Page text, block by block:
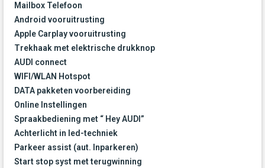
Mailbox Telefoon
Android vooruitrusting
Apple Carplay vooruitrusting
Trekhaak met elektrische drukknop
AUDI connect
WIFI/WLAN Hotspot
DATA pakketen voorbereiding
Online Instellingen
Spraakbediening met “ Hey AUDI”
Achterlicht in led-techniek
Parkeer assist (aut. Inparkeren)
Start stop syst met terugwinning